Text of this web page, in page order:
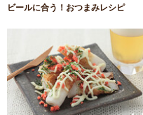
ビールに合う！おつまみレシピ